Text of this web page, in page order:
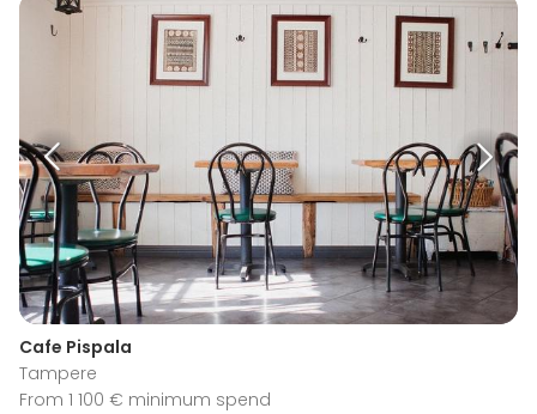
Cafe Pispala
Tampere
From 1 100 € minimum spend